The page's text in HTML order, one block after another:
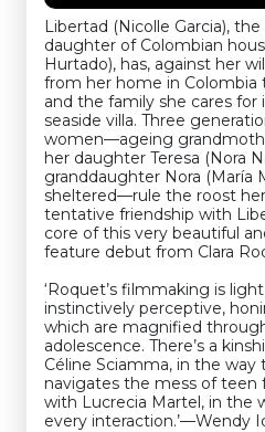
Libertad (Nicolle Garcia),
daughter of Colombian
Hurtado), has, against her
from her home in
and the family she cares for
seaside villa. Three
women—ageing
her daughter Teresa (Nora
granddaughter Nora (María
sheltered—rule the roost
tentative friendship with
core of this very beautiful
feature debut from Clara
‘Roquet’s filmmaking is
instinctively perceptive,
which are magnified
adolescence. There’s a
Céline Sciamma, in the
navigates the mess of teen
with Lucrecia Martel, in the
every interaction.’—Wendy